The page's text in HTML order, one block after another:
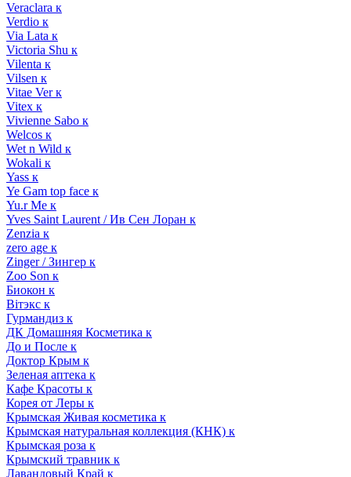
Veraclara к
Verdio к
Via Lata к
Victoria Shu к
Vilenta к
Vilsen к
Vitae Ver к
Vitex к
Vivienne Sabo к
Welcos к
Wet n Wild к
Wokali к
Yass к
Ye Gam top face к
Yu.r Me к
Yves Saint Laurent / Ив Сен Лоран к
Zenzia к
zero age к
Zinger / Зингер к
Zoo Son к
Биокон к
Вiтэкс к
Гурмандиз к
ДК Домашняя Косметика к
До и После к
Доктор Крым к
Зеленая аптека к
Кафе Красоты к
Корея от Леры к
Крымская Живая косметика к
Крымская натуральная коллекция (КНК) к
Крымская роза к
Крымский травник к
Лавандовый Край к